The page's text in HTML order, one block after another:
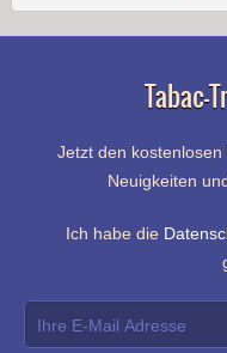
Tabac-
Jetzt den
Neuigkeiten
Ich habe die